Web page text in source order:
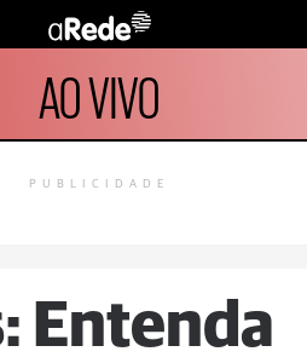
AO VIVO
PUBLICIDADE
Entenda